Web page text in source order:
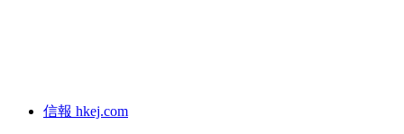
信報 hkej.com